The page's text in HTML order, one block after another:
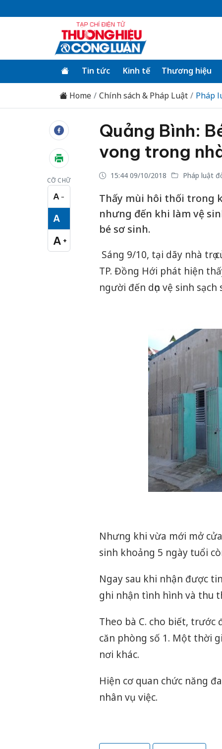
Tin tức Kinh tế Thương hiệu
Home Chính sách & Pháp Luật Pháp
CỠ CHỮ
A −
Cỡ chữ nhỏ
A
Cỡ chữ vừa
A +
Cỡ chữ lớn
Quảng Bình:
vong trong
15:44 09/10/2018 Pháp luật
Thấy mùi hôi thối trong
nhưng đến khi làm vệ
bé sơ sinh.
Sáng 9/10, tại dãy nhà trọ
TP. Đồng Hới phát hiện
người đến dọn vệ sinh sạch
Nhưng khi vừa mới mở
sinh khoảng 5 ngày tuổi
Ngay sau khi nhận được
ghi nhận tình hình và thu
Theo bà C. cho biết,
căn phòng số 1. Một thời
nơi khác.
Hiện cơ quan chức năng
nhân vụ việc.